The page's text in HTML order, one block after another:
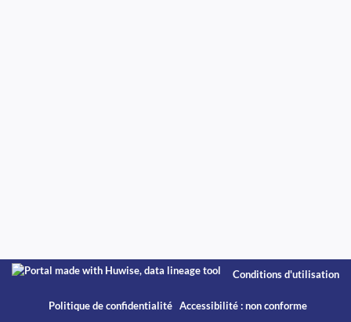
Conditions d'utilisation
Politique de confidentialité Accessibilité : non conforme